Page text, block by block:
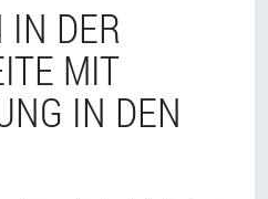
IN DER
MIT
IN DEN